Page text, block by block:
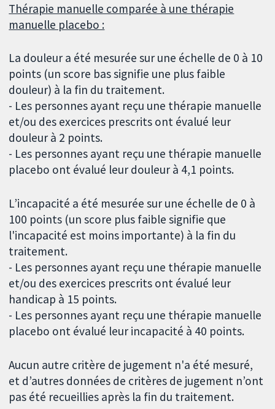
Thérapie manuelle comparée à une thérapie
manuelle placebo :
La douleur a été mesurée sur une échelle de 0 à 10
points (un score bas signifie une plus faible
douleur) à la fin du traitement.
- Les personnes ayant reçu une thérapie manuelle
et/ou des exercices prescrits ont évalué leur
douleur à 2 points.
- Les personnes ayant reçu une thérapie manuelle
placebo ont évalué leur douleur à 4,1 points.
L’incapacité a été mesurée sur une échelle de 0 à
100 points (un score plus faible signifie que
l'incapacité est moins importante) à la fin du
traitement.
- Les personnes ayant reçu une thérapie manuelle
et/ou des exercices prescrits ont évalué leur
handicap à 15 points.
- Les personnes ayant reçu une thérapie manuelle
placebo ont évalué leur incapacité à 40 points.
Aucun autre critère de jugement n'a été mesuré,
et d’autres données de critères de jugement n’ont
pas été recueillies après la fin du traitement.